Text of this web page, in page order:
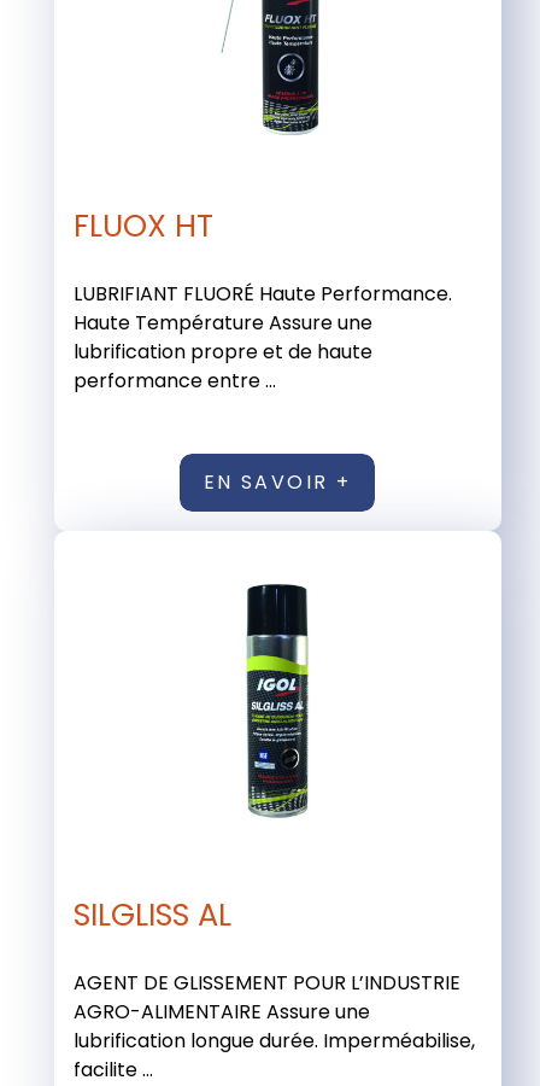
FLUOX HT
LUBRIFIANT FLUORÉ Haute Performance.
Haute Température Assure une
lubrification propre et de haute
performance entre ...
EN SAVOIR +
SILGLISS AL
AGENT DE GLISSEMENT POUR L’INDUSTRIE
AGRO-ALIMENTAIRE Assure une
lubrification longue durée. Imperméabilise,
facilite ...